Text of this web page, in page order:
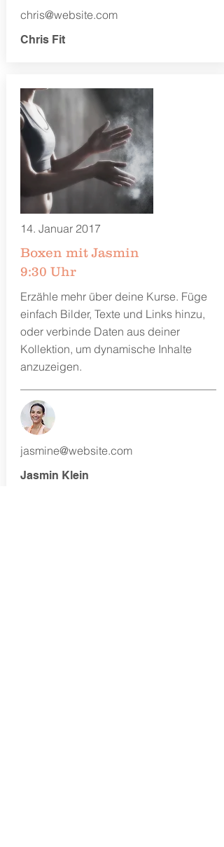
chris@website.com
Chris Fit
14. Januar 2017
Boxen mit Jasmin
9:30 Uhr
Erzähle mehr über deine Kurse. Füge
einfach Bilder, Texte und Links hinzu,
oder verbinde Daten aus deiner
Kollektion, um dynamische Inhalte
anzuzeigen.
jasmine@website.com
Jasmin Klein